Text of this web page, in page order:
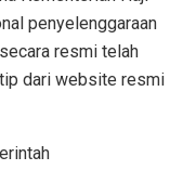
penyelenggaraan
resmi telah
dari website resmi